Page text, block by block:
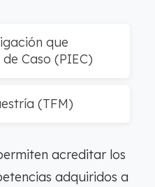
que
Caso (PIEC)
(TFM)
acreditar los
adquiridos a